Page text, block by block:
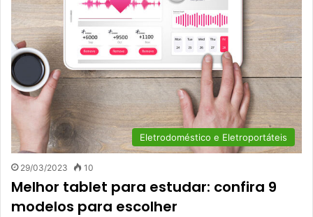
Eletrodoméstico e Eletroportáteis
29/03/2023 10
Melhor tablet para estudar: confira 9
modelos para escolher